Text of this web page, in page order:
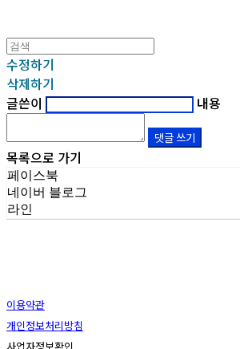
수정하기
삭제하기
글쓴이
내용
댓글 쓰기
목록으로 가기
페이스북
네이버 블로그
라인
이용약관
개인정보처리방침
사업자정보확인